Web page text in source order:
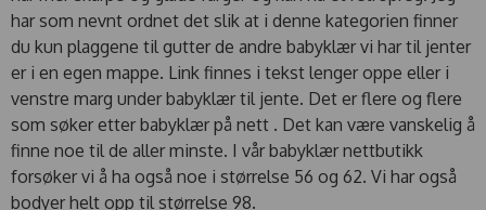
har som nevnt ordnet det slik at i denne kategorien finner
du kun plaggene til gutter de andre babyklær vi har til jenter
er i en egen mappe. Link finnes i tekst lenger oppe eller i
venstre marg under babyklær til jente. Det er flere og flere
som søker etter babyklær på nett . Det kan være vanskelig å
finne noe til de aller minste. I vår babyklær nettbutikk
forsøker vi å ha også noe i størrelse 56 og 62. Vi har også
bodyer helt opp til størrelse 98.